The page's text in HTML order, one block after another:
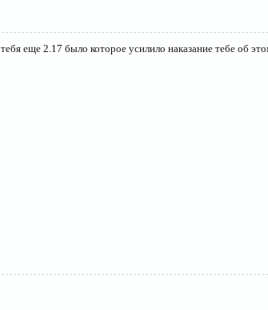
еще 2.17 было которое усилило наказание тебе об